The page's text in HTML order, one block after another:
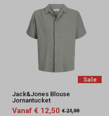
Keez&Co
Sale
Jack&Jones Blouse
Jornantucket
Vanaf € 12,50 € 24,99